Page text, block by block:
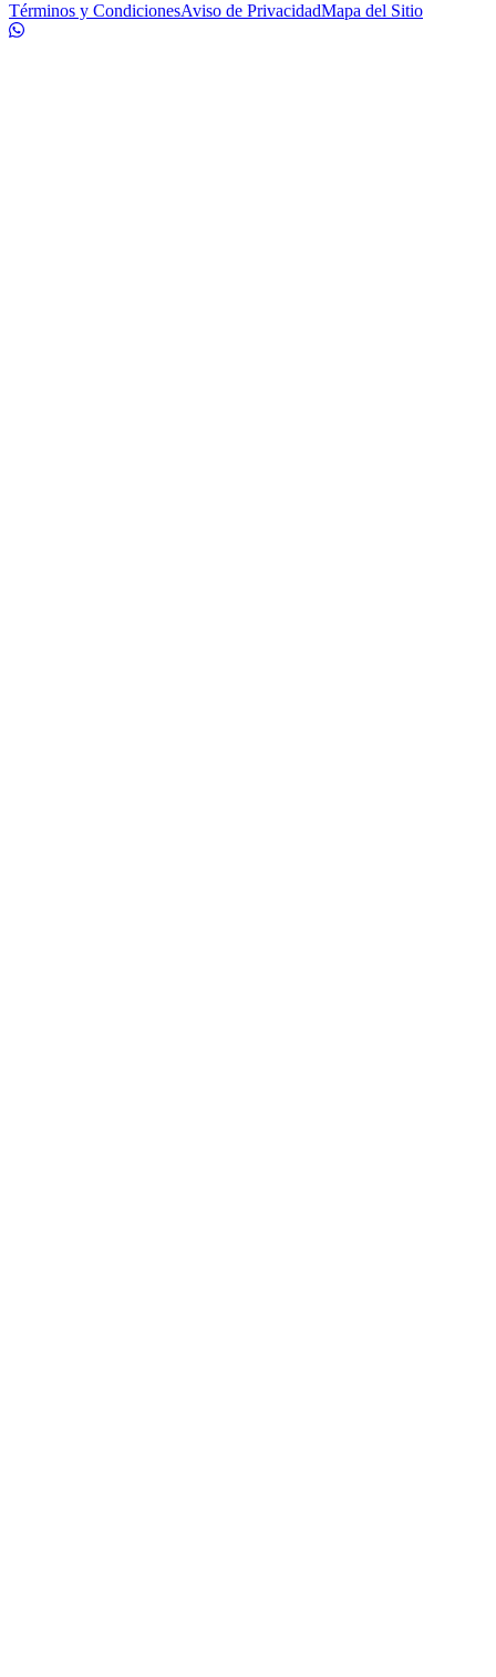
Términos y CondicionesAviso de PrivacidadMapa del Sitio